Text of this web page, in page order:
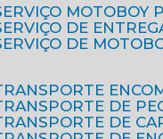
SERVIÇO MOTOBOY
SERVIÇO DE
SERVIÇO DE
TRANSPORTE
TRANSPORTE DE
TRANSPORTE DE